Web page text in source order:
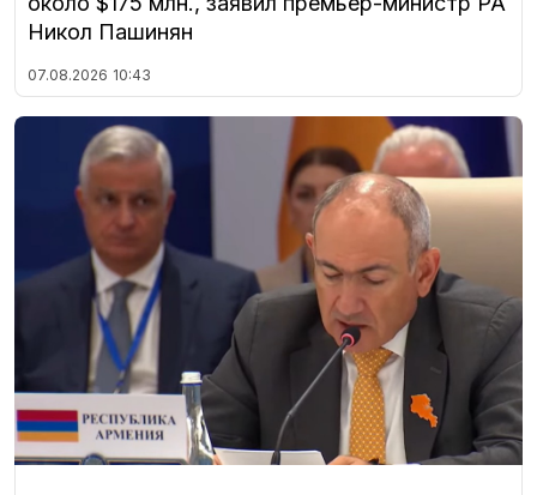
Никол Пашинян
07.08.2026 10:43